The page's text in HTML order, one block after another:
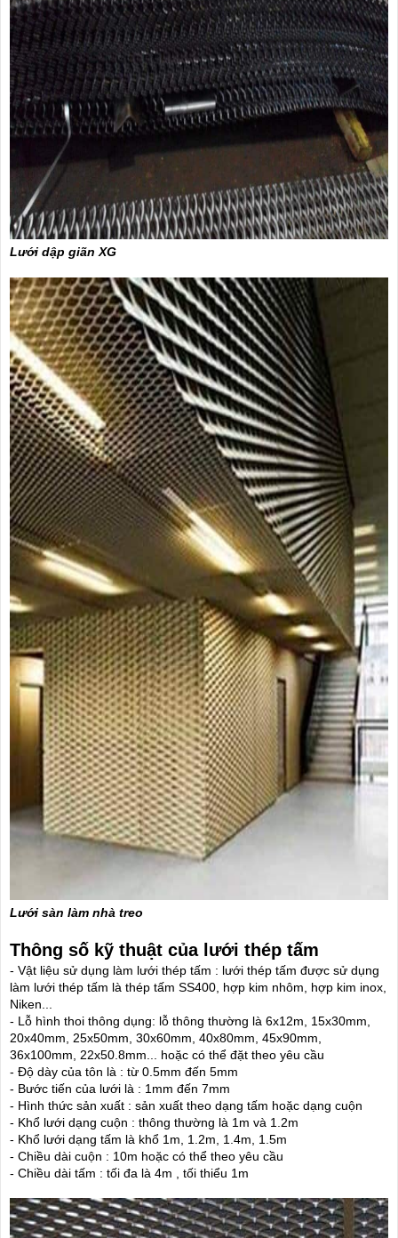
Lưới dập giãn XG
Lưới sàn làm nhà treo
Thông số kỹ thuật của lưới thép tấm
- Vật liệu sử dụng làm lưới thép tấm : lưới thép tấm được sử dụng
làm lưới thép tấm là thép tấm SS400, hợp kim nhôm, hợp kim inox,
Niken...
- Lỗ hình thoi thông dụng: lỗ thông thường là 6x12m, 15x30mm,
20x40mm, 25x50mm, 30x60mm, 40x80mm, 45x90mm,
36x100mm, 22x50.8mm... hoặc có thể đặt theo yêu cầu
- Độ dày của tôn là : từ 0.5mm đến 5mm
- Bước tiến của lưới là : 1mm đến 7mm
- Hình thức sản xuất : sản xuất theo dạng tấm hoặc dạng cuộn
- Khổ lưới dạng cuộn : thông thường là 1m và 1.2m
- Khổ lưới dạng tấm là khổ 1m, 1.2m, 1.4m, 1.5m
- Chiều dài cuộn : 10m hoặc có thể theo yêu cầu
- Chiều dài tấm : tối đa là 4m , tối thiểu 1m